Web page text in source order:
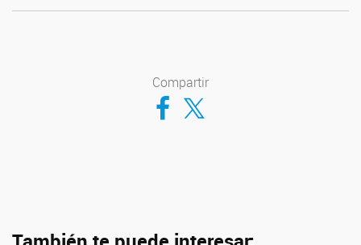
Compartir
Compartir en Facebook
Compartir en Twitter